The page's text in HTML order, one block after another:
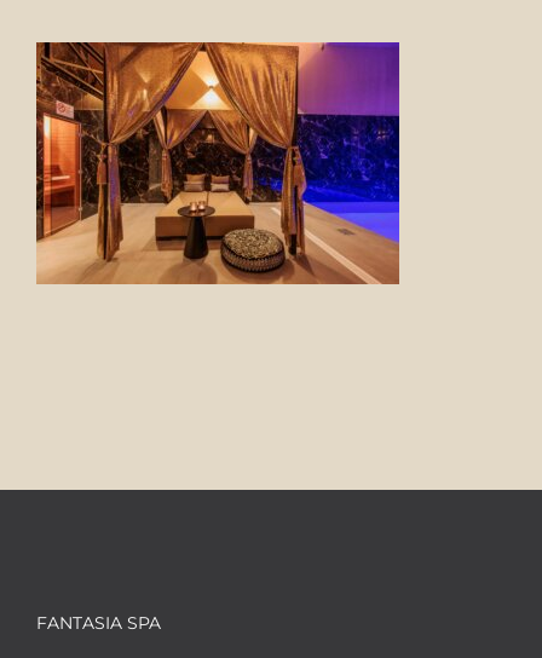
FOTO’S
INFO
OPENINGSTIJDEN
GIFTCARD
FANTASIA SPA